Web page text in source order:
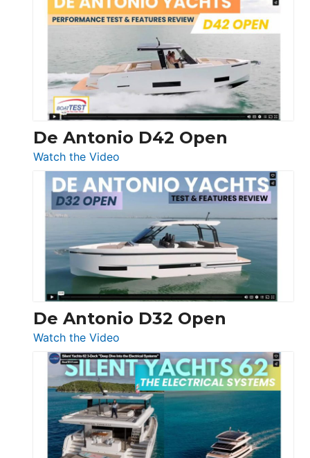
Whaler
365
Conquest
De Antonio D42 Open
Watch the Video
De
Antonio
D42
Open
De Antonio D32 Open
Watch the Video
De
Antonio
D32
Open